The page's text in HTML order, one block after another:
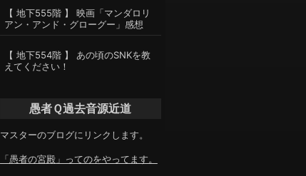
【 地下555階 】 映画「マンダロリ
アン・アンド・グローグー」感想
【 地下554階 】 あの頃のSNKを教
えてください！
愚者Ｑ過去音源近道
マスターのブログにリンクします。
「愚者の宮殿」ってのをやってます。